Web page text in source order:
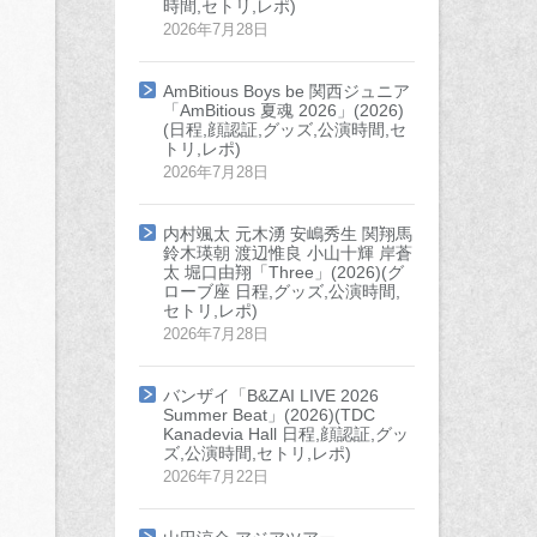
時間,セトリ,レポ)
2026年7月28日
AmBitious Boys be 関西ジュニア
「AmBitious 夏魂 2026」(2026)
(日程,顔認証,グッズ,公演時間,セ
トリ,レポ)
2026年7月28日
内村颯太 元木湧 安嶋秀生 関翔馬
鈴木瑛朝 渡辺惟良 小山十輝 岸蒼
太 堀口由翔「Three」(2026)(グ
ローブ座 日程,グッズ,公演時間,
セトリ,レポ)
2026年7月28日
バンザイ「B&ZAI LIVE 2026
Summer Beat」(2026)(TDC
Kanadevia Hall 日程,顔認証,グッ
ズ,公演時間,セトリ,レポ)
2026年7月22日